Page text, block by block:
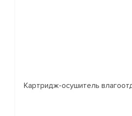
Картридж-осушитель